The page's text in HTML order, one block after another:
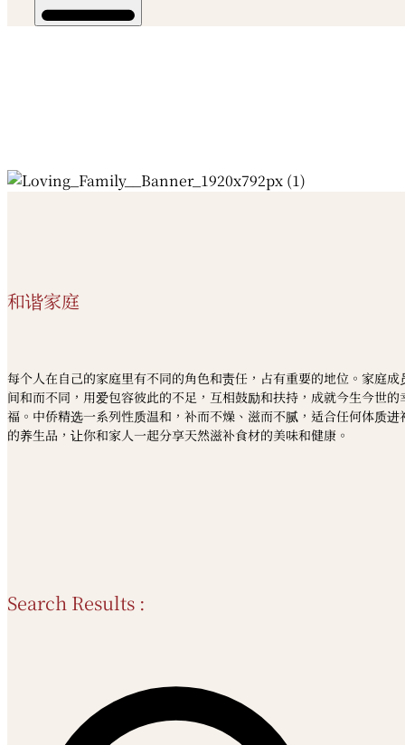
和谐家庭
每个人在自己的家庭里有不同的角色和责任，占有重要的地位。家庭成
间和而不同，用爱包容彼此的不足，互相鼓励和扶持，成就今生今世的
福。中侨精选一系列性质温和，补而不燥、滋而不腻，适合任何体质进
的养生品，让你和家人一起分享天然滋补食材的美味和健康。
Search Results :